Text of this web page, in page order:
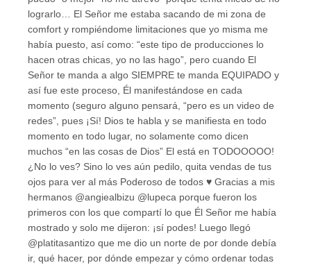
lograrlo… El Señor me estaba sacando de mi zona de
comfort y rompiéndome limitaciones que yo misma me
había puesto, así como: “este tipo de producciones lo
hacen otras chicas, yo no las hago”, pero cuando El
Señor te manda a algo SIEMPRE te manda EQUIPADO y
así fue este proceso, Él manifestándose en cada
momento (seguro alguno pensará, “pero es un video de
redes”, pues ¡Sí! Dios te habla y se manifiesta en todo
momento en todo lugar, no solamente como dicen
muchos “en las cosas de Dios” El está en TODOOOOO!
¿No lo ves? Sino lo ves aún pedilo, quita vendas de tus
ojos para ver al más Poderoso de todos ♥️ Gracias a mis
hermanos @angiealbizu @lupeca porque fueron los
primeros con los que compartí lo que Él Señor me había
mostrado y solo me dijeron: ¡sí podes! Luego llegó
@platitasantizo que me dio un norte de por donde debía
ir, qué hacer, por dónde empezar y cómo ordenar todas